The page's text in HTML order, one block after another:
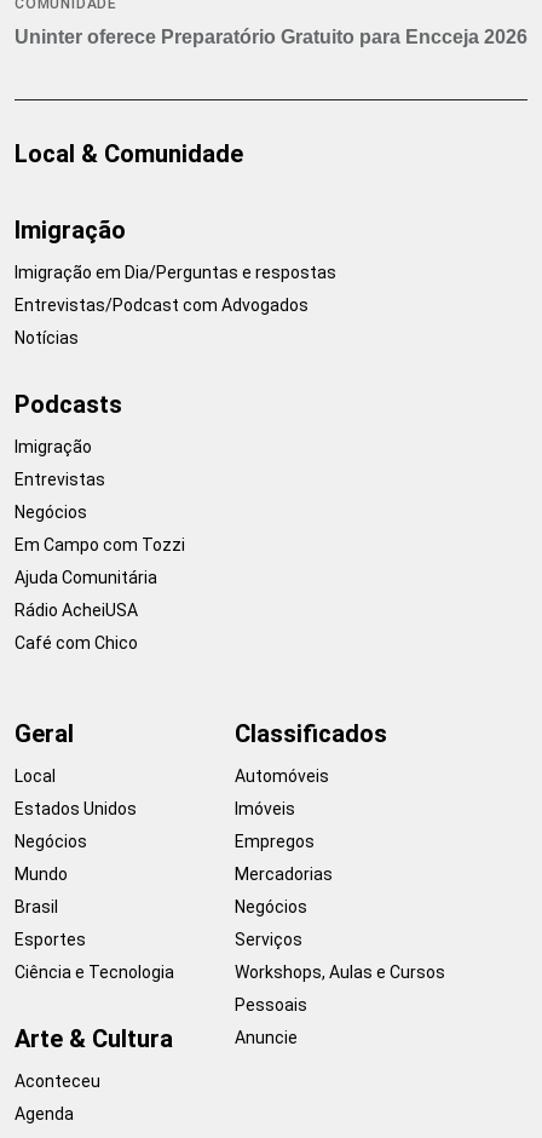
COMUNIDADE
Uninter oferece Preparatório Gratuito para Encceja 2026
Local & Comunidade
Imigração
Imigração em Dia/Perguntas e respostas
Entrevistas/Podcast com Advogados
Notícias
Podcasts
Imigração
Entrevistas
Negócios
Em Campo com Tozzi
Ajuda Comunitária
Rádio AcheiUSA
Café com Chico
Geral
Local
Estados Unidos
Negócios
Mundo
Brasil
Esportes
Ciência e Tecnologia
Arte & Cultura
Aconteceu
Agenda
Classificados
Automóveis
Imóveis
Empregos
Mercadorias
Negócios
Serviços
Workshops, Aulas e Cursos
Pessoais
Anuncie